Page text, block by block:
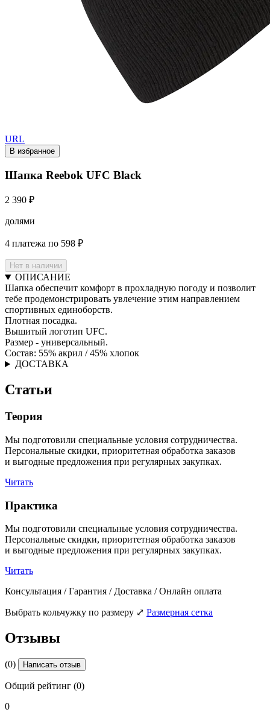
URL
В избранное
Шапка Reebok UFC Black
2 390 ₽
долями
4 платежа по 598 ₽
Нет в наличии
ОПИСАНИЕ
Шапка обеспечит комфорт в прохладную погоду и позволит
тебе продемонстрировать увлечение этим направлением
спортивных единоборств.
Плотная посадка.
Вышитый логотип UFC.
Размер - универсальный.
Состав: 55% акрил / 45% хлопок
ДОСТАВКА
Статьи
Теория
Мы подготовили специальные условия сотрудничества.
Персональные скидки, приоритетная обработка заказов
и выгодные предложения при регулярных закупках.
Читать
Практика
Мы подготовили специальные условия сотрудничества.
Персональные скидки, приоритетная обработка заказов
и выгодные предложения при регулярных закупках.
Читать
Консультация / Гарантия / Доставка / Онлайн оплата
Выбрать кольчужку по размеру ⤢ Размерная сетка
Отзывы
(0) Написать отзыв
Общий рейтинг (0)
0